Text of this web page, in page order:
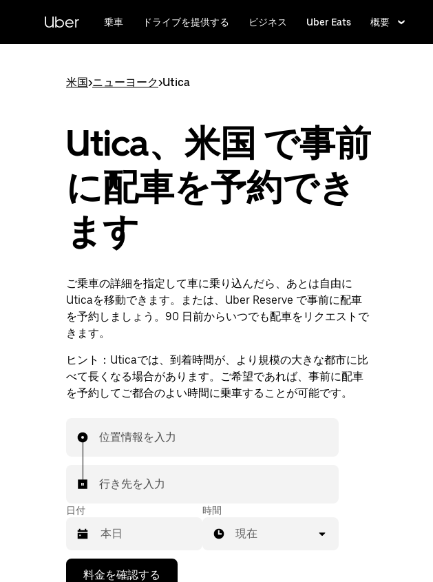
Uber 乗車 ドライブを提供する ビジネス Uber Eats 概要
米国>ニューヨーク>Utica
Utica、米国 で事前
に配車を予約でき
ます
ご乗車の詳細を指定して車に乗り込んだら、あとは自由に
Uticaを移動できます。または、Uber Reserve で事前に配車
を予約しましょう。90 日前からいつでも配車をリクエストで
きます。
ヒント： Uticaでは、到着時間が、より規模の大きな都市に比
べて長くなる場合があります。ご希望であれば、事前に配車
を予約してご都合のよい時間に乗車することが可能です。
位置情報を入力
行き先を入力
日付 時間
現在
料金を確認する